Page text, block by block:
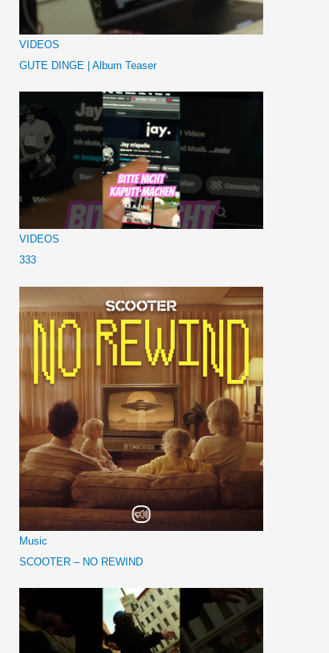
VIDEOS
GUTE DINGE | Album Teaser
VIDEOS
333
Music
SCOOTER – NO REWIND